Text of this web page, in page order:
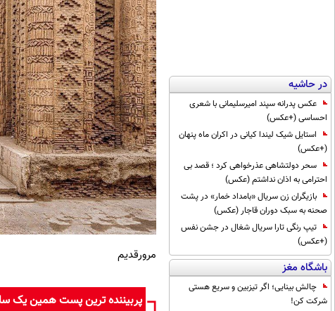
در حاشیه
عکس پدرانه سپند امیرسلیمانی با شعری
احساسی (+عکس)
استایل شیک لیندا کیانی در اکران ماه پنهان
(+عکس)
سحر دولتشاهی عذرخواهی کرد ؛ قصد بی
احترامی به اذان نداشتم (عکس)
بازیگران زن سریال «بامداد خمار» در پشت
صحنه به سبک دوران قاجار (عکس)
تیپ رنگی تارا سریال شغال در جشن نفس
(+عکس)
باشگاه مغز
چالش بینایی؛ اگر تیزبین و سریع هستی
شرکت کن!
مرورقدیم
پربیننده ترین پست همین یک